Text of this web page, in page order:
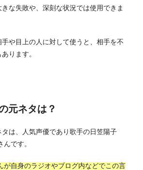
な失敗や、深刻な状況では使用できま
手や目上の人に対して使うと、相手を不
ります。
元ネタは？
タは、人気声優であり歌手の日笠陽子
んです。
が自身のラジオやブログ内などでこの言